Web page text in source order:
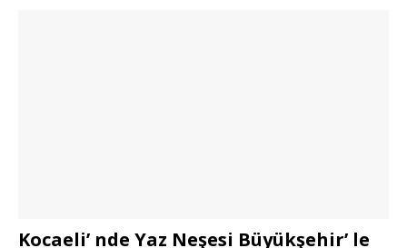
Kocaeli’ nde Yaz Neşesi Büyükşehir’ le